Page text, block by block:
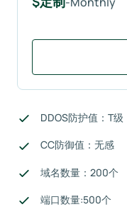
DDOS防护值：T级
CC防御值：无感
域名数量：200个
端口数量:500个